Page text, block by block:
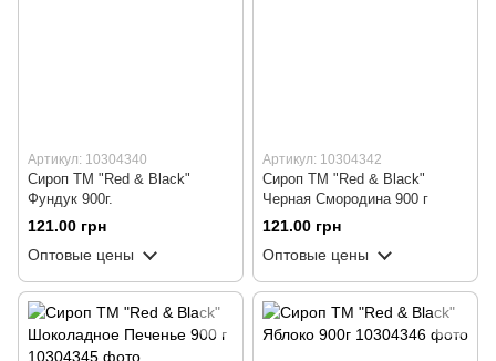
Артикул: 10304340
Сироп ТМ "Red & Black"
Фундук 900г.
121.00 грн
Оптовые цены
Артикул: 10304342
Сироп ТМ "Red & Black"
Черная Смородина 900 г
121.00 грн
Оптовые цены